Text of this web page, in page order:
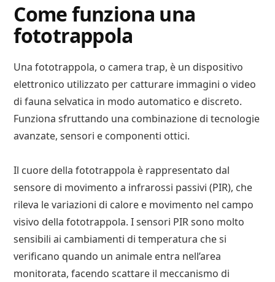
Come funziona una
fototrappola
Una fototrappola, o camera trap, è un dispositivo
elettronico utilizzato per catturare immagini o video
di fauna selvatica in modo automatico e discreto.
Funziona sfruttando una combinazione di tecnologie
avanzate, sensori e componenti ottici.
Il cuore della fototrappola è rappresentato dal
sensore di movimento a infrarossi passivi (PIR), che
rileva le variazioni di calore e movimento nel campo
visivo della fototrappola. I sensori PIR sono molto
sensibili ai cambiamenti di temperatura che si
verificano quando un animale entra nell’area
monitorata, facendo scattare il meccanismo di